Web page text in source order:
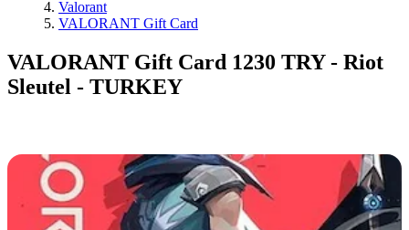
Valorant
VALORANT Gift Card
VALORANT Gift Card 1230 TRY - Riot
Sleutel - TURKEY